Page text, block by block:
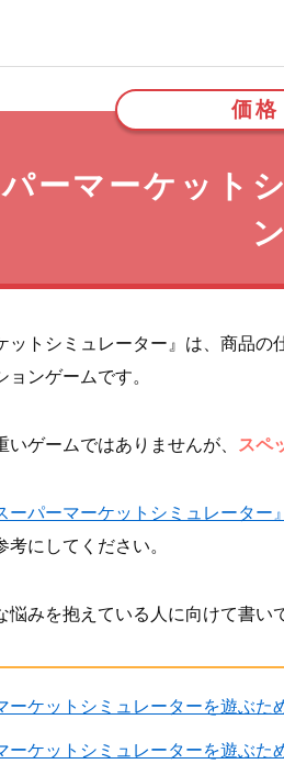
価格
ーマーケット
ットシミュレーター』は、商品
ンゲームです。
いゲームではありませんが、 スペ
ーパーマーケットシミュレータ
にしてください。
悩みを抱えている人に向けて書い
ーケットシミュレーターを遊ぶた
ーケットシミュレーターを遊ぶた